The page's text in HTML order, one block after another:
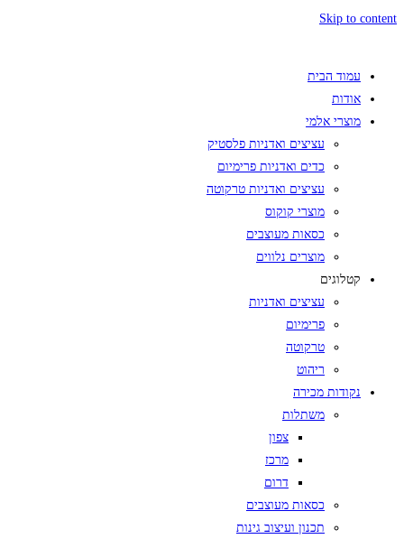
Skip to content
עמוד הבית
אודות
מוצרי אלמי
עציצים ואדניות פלסטיק
כדים ואדניות פרימיום
עציצים ואדניות טרקוטה
מוצרי קוקוס
כסאות מעוצבים
מוצרים נלווים
קטלוגים
עציצים ואדניות
פרימיום
טרקוטה
ריהוט
נקודות מכירה
משתלות
צפון
מרכז
דרום
כסאות מעוצבים
תכנון ועיצוב גינות